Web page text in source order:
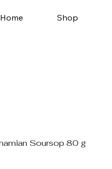
Home Shop
Soursop 80 g